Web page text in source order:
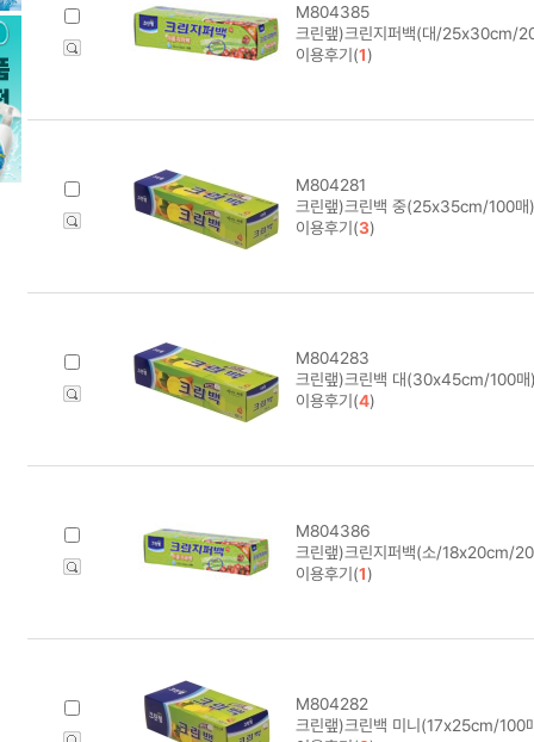
M804385
크린랲)크린지퍼백(대/25x30cm/
이용후기(1)
M804281
크린랲)크린백 중(25x35cm/100매)
이용후기(3)
M804283
크린랲)크린백 대(30x45cm/100매
이용후기(4)
M804386
크린랲)크린지퍼백(소/18x20cm/
이용후기(1)
M804282
크린랲)크린백 미니(17x25cm/100